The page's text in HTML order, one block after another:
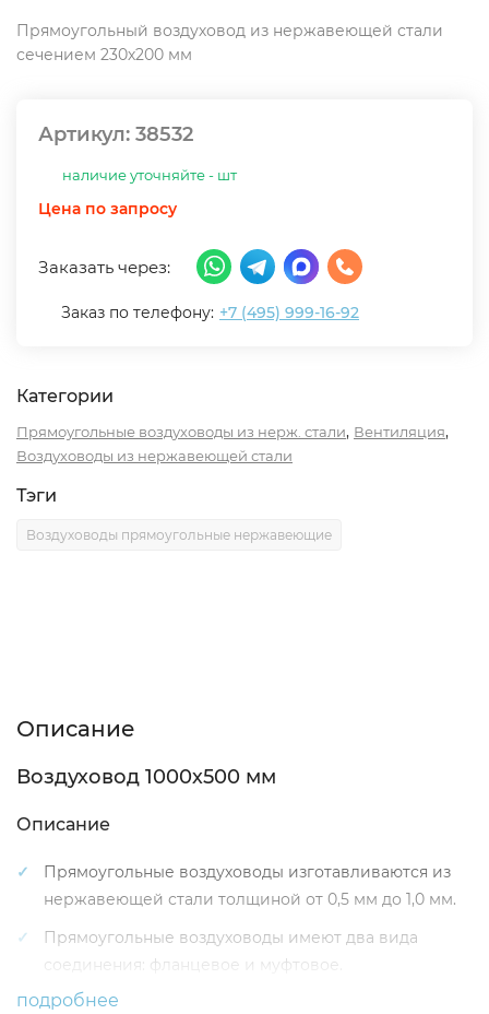
Прямоугольный воздуховод из нержавеющей стали
сечением 230х200 мм
Артикул: 38532
наличие уточняйте - шт
Цена по запросу
Заказать через:
Заказ по телефону: +7 (495) 999-16-92
Категории
Прямоугольные воздуховоды из нерж. стали, Вентиляция,
Воздуховоды из нержавеющей стали
Тэги
Воздуховоды прямоугольные нержавеющие
Описание
Воздуховод 1000х500 мм
Описание
Прямоугольные воздуховоды изготавливаются из
нержавеющей стали толщиной от 0,5 мм до 1,0 мм.
Прямоугольные воздуховоды имеют два вида
соединения: фланцевое и муфтовое.
Стандартная длина прямоугольного воздуховода 1,25
подробнее